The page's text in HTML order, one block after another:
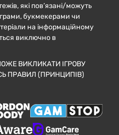
які пов’язані/можуть
букмекерами чи
на інформаційному
виключно в
ВИКЛИКАТИ ІГРОВУ
ПРАВИЛ (ПРИНЦИПІВ)